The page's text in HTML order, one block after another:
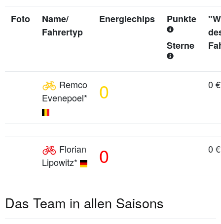
Foto
Name/
Fahrertyp
Energiechips Punkte
Sterne
Remco
Evenepoel*
0 0 €
Florian
Lipowitz*
0 0 €
Das Team in allen Saisons